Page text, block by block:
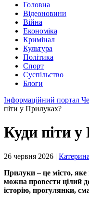
Головна
Відеоновини
Війна
Економіка
Кримінал
Культура
Політика
Спорт
Суспільство
Блоги
Інформаційний портал
піти у Прилуках?
Куди піти
26 червня 2026 | Катерина
Прилуки – це місто,
можна провести цілий
історію, прогулянки,